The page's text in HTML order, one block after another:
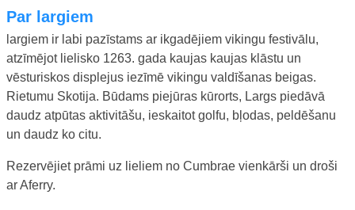
Par largiem
largiem ir labi pazīstams ar ikgadējiem vikingu festivālu,
atzīmējot lielisko 1263. gada kaujas kaujas klāstu un
vēsturiskos displejus iezīmē vikingu valdīšanas beigas.
Rietumu Skotija. Būdams piejūras kūrorts, Largs piedāvā
daudz atpūtas aktivitāšu, ieskaitot golfu, bļodas, peldēšanu
un daudz ko citu.
Rezervējiet prāmi uz lieliem no Cumbrae vienkārši un droši
ar Aferry.